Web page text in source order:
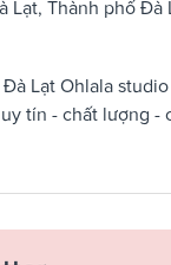
Lạt, Thành phố Đà
Lạt Ohlala
tín - chất lượng -